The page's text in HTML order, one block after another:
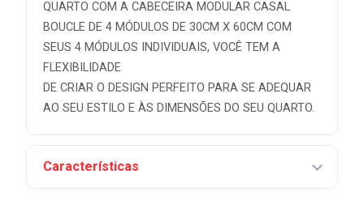
QUARTO COM A CABECEIRA MODULAR CASAL
BOUCLE DE 4 MÓDULOS DE 30CM X 60CM COM
SEUS 4 MÓDULOS INDIVIDUAIS, VOCÊ TEM A
FLEXIBILIDADE
DE CRIAR O DESIGN PERFEITO PARA SE ADEQUAR
AO SEU ESTILO E ÀS DIMENSÕES DO SEU QUARTO.
Características